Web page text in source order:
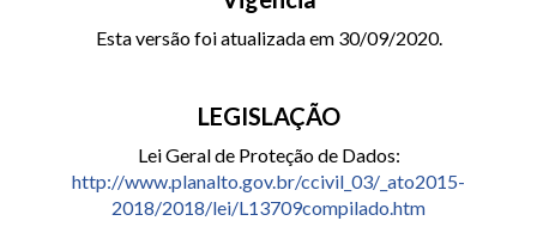
Esta versão foi atualizada em 30/09/2020.
LEGISLAÇÃO
Lei Geral de Proteção de Dados:
http://www.planalto.gov.br/ccivil_03/_ato2015-
2018/2018/lei/L13709compilado.htm